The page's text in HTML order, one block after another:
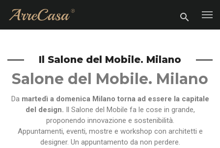
Il Salone del Mobile. Milano
Salone del Mobile. Milano
Da martedì a domenica Milano torna ad essere la capitale
del design. Il Salone del Mobile fa le cose in grande,
proponendo innovazione e sostenibilità.
Appuntamenti, eventi, mostre e workshop con architetti e
designer. Un appuntamento da non perdere.